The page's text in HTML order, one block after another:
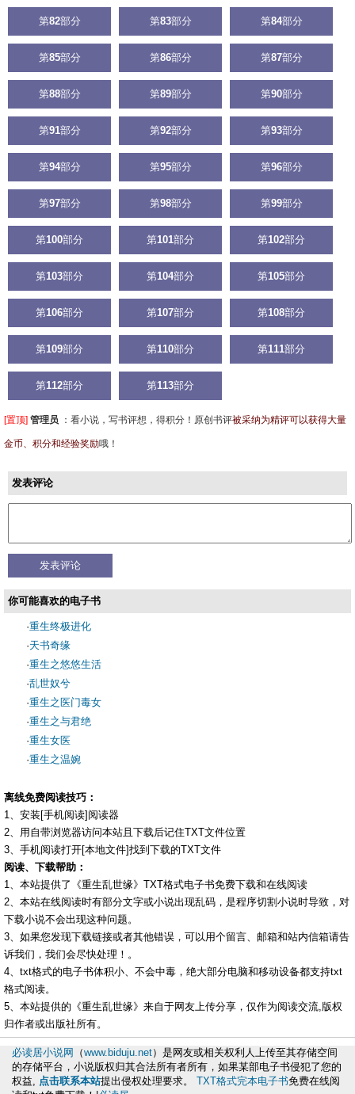
第82部分 第83部分 第84部分
第85部分 第86部分 第87部分
第88部分 第89部分 第90部分
第91部分 第92部分 第93部分
第94部分 第95部分 第96部分
第97部分 第98部分 第99部分
第100部分 第101部分 第102部分
第103部分 第104部分 第105部分
第106部分 第107部分 第108部分
第109部分 第110部分 第111部分
第112部分 第113部分
[置顶] 管理员 ： 看小说，写书评想，得积分！原创书评被采纳为精评可以获得大量
金币、积分和经验奖励哦！
发表评论
你可能喜欢的电子书
·重生终极进化
·天书奇缘
·重生之悠悠生活
·乱世奴兮
·重生之医门毒女
·重生之与君绝
·重生女医
·重生之温婉
离线免费阅读技巧：
1、安装[手机阅读]阅读器
2、用自带浏览器访问本站且下载后记住TXT文件位置
3、手机阅读打开[本地文件]找到下载的TXT文件
阅读、下载帮助：
1、本站提供了《重生乱世缘》TXT格式电子书免费下载和在线阅读
2、本站在线阅读时有部分文字或小说出现乱码，是程序切割小说时导致，对
下载小说不会出现这种问题。
3、如果您发现下载链接或者其他错误，可以用个留言、邮箱和站内信箱请告
诉我们，我们会尽快处理！。
4、txt格式的电子书体积小、不会中毒，绝大部分电脑和移动设备都支持txt
格式阅读。
5、本站提供的《重生乱世缘》来自于网友上传分享，仅作为阅读交流,版权
归作者或出版社所有。
必读居小说网 （www.biduju.net）是网友或相关权利人上传至其存储空间
的存储平台，小说版权归其合法所有者所有，如果某部电子书侵犯了您的
权益, 点击联系本站提出侵权处理要求。 TXT格式完本电子书免费在线阅